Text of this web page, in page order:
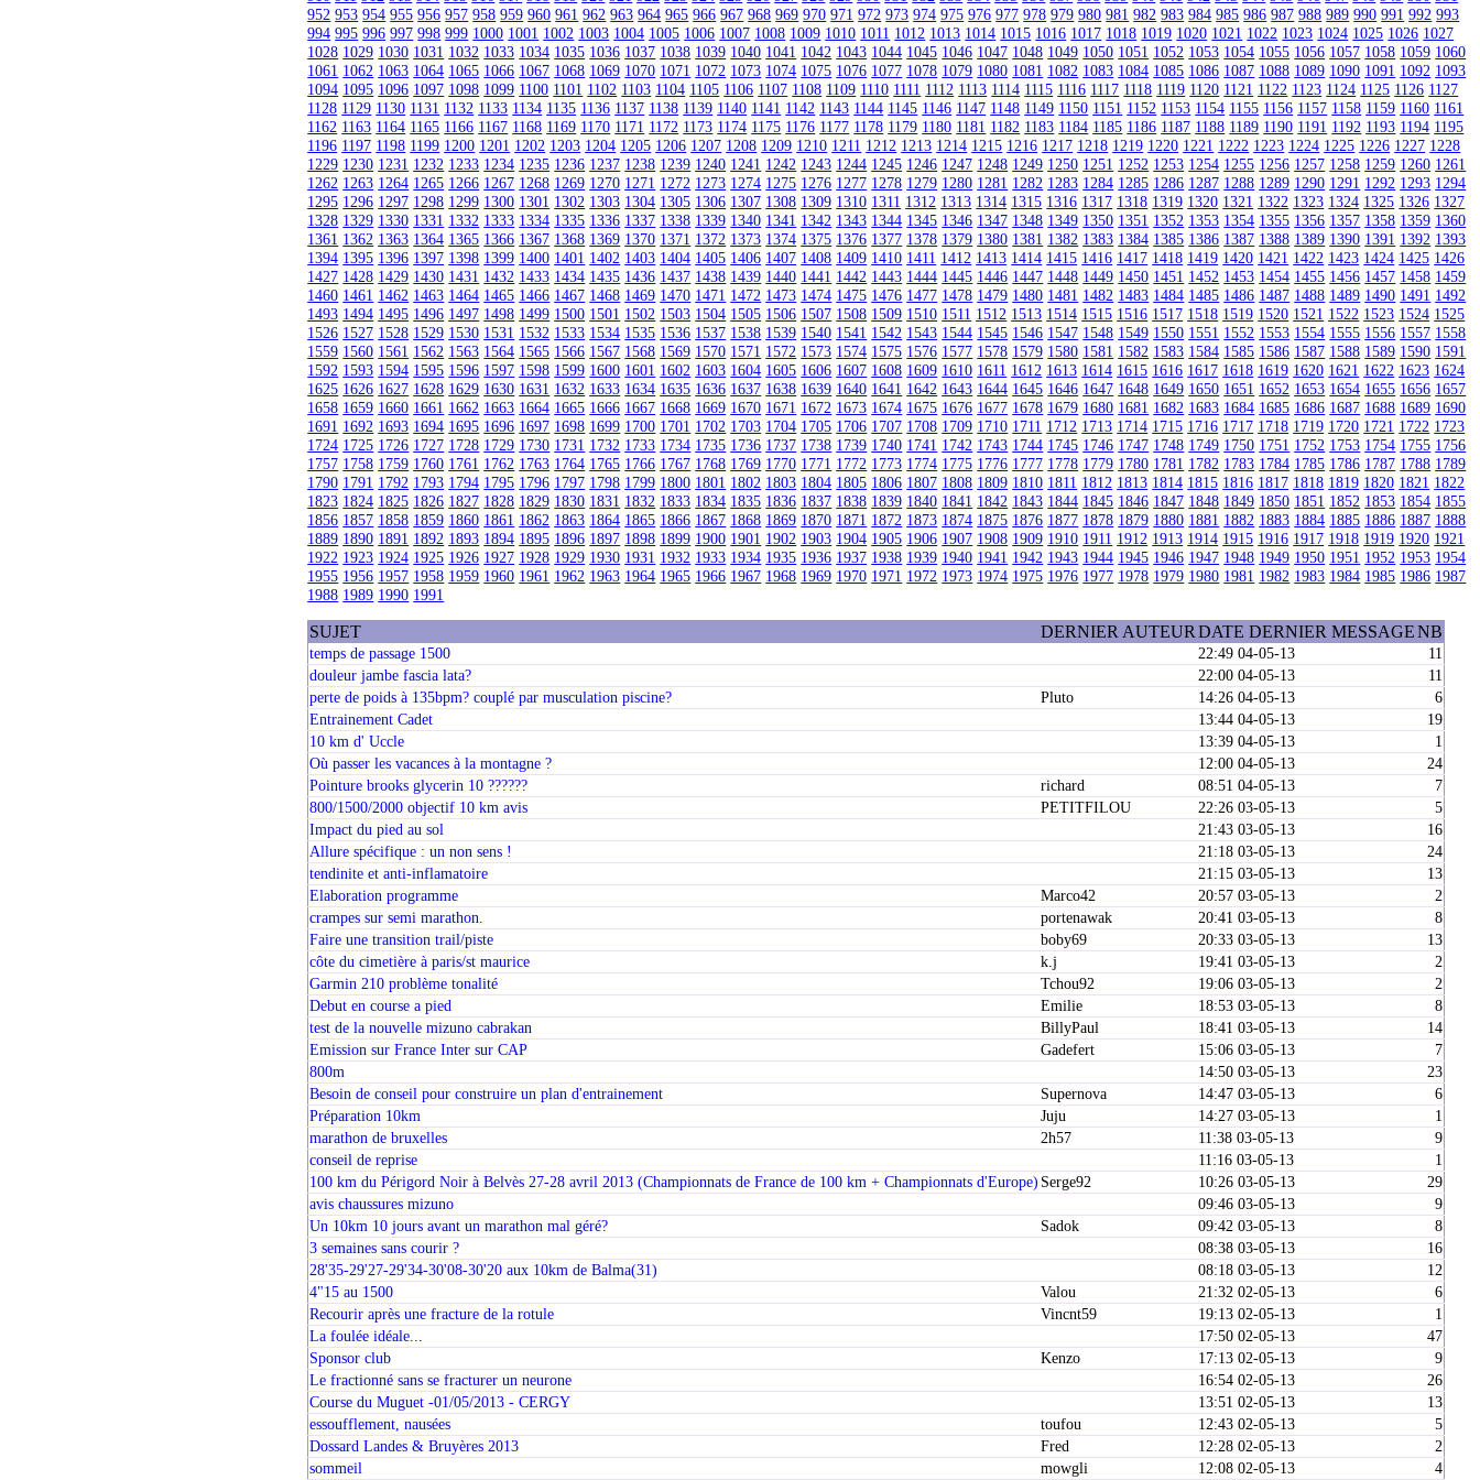
952 953 954 955 956 957 958 959 960 961 962 963 964 965 966 967 968 969 970 971 972 973 974 975 976 977 978 979 980 981 982 983 984 985 986 987 988 989 990 991 992 993
994 995 996 997 998 999 1000 1001 1002 1003 1004 1005 1006 1007 1008 1009 1010 1011 1012 1013 1014 1015 1016 1017 1018 1019 1020 1021 1022 1023 1024 1025 1026 1027
1028 1029 1030 1031 1032 1033 1034 1035 1036 1037 1038 1039 1040 1041 1042 1043 1044 1045 1046 1047 1048 1049 1050 1051 1052 1053 1054 1055 1056 1057 1058 1059 1060
1061 1062 1063 1064 1065 1066 1067 1068 1069 1070 1071 1072 1073 1074 1075 1076 1077 1078 1079 1080 1081 1082 1083 1084 1085 1086 1087 1088 1089 1090 1091 1092 1093
1094 1095 1096 1097 1098 1099 1100 1101 1102 1103 1104 1105 1106 1107 1108 1109 1110 1111 1112 1113 1114 1115 1116 1117 1118 1119 1120 1121 1122 1123 1124 1125 1126 1127
1128 1129 1130 1131 1132 1133 1134 1135 1136 1137 1138 1139 1140 1141 1142 1143 1144 1145 1146 1147 1148 1149 1150 1151 1152 1153 1154 1155 1156 1157 1158 1159 1160 1161
1162 1163 1164 1165 1166 1167 1168 1169 1170 1171 1172 1173 1174 1175 1176 1177 1178 1179 1180 1181 1182 1183 1184 1185 1186 1187 1188 1189 1190 1191 1192 1193 1194 1195
1196 1197 1198 1199 1200 1201 1202 1203 1204 1205 1206 1207 1208 1209 1210 1211 1212 1213 1214 1215 1216 1217 1218 1219 1220 1221 1222 1223 1224 1225 1226 1227 1228
1229 1230 1231 1232 1233 1234 1235 1236 1237 1238 1239 1240 1241 1242 1243 1244 1245 1246 1247 1248 1249 1250 1251 1252 1253 1254 1255 1256 1257 1258 1259 1260 1261
1262 1263 1264 1265 1266 1267 1268 1269 1270 1271 1272 1273 1274 1275 1276 1277 1278 1279 1280 1281 1282 1283 1284 1285 1286 1287 1288 1289 1290 1291 1292 1293 1294
1295 1296 1297 1298 1299 1300 1301 1302 1303 1304 1305 1306 1307 1308 1309 1310 1311 1312 1313 1314 1315 1316 1317 1318 1319 1320 1321 1322 1323 1324 1325 1326 1327
1328 1329 1330 1331 1332 1333 1334 1335 1336 1337 1338 1339 1340 1341 1342 1343 1344 1345 1346 1347 1348 1349 1350 1351 1352 1353 1354 1355 1356 1357 1358 1359 1360
1361 1362 1363 1364 1365 1366 1367 1368 1369 1370 1371 1372 1373 1374 1375 1376 1377 1378 1379 1380 1381 1382 1383 1384 1385 1386 1387 1388 1389 1390 1391 1392 1393
1394 1395 1396 1397 1398 1399 1400 1401 1402 1403 1404 1405 1406 1407 1408 1409 1410 1411 1412 1413 1414 1415 1416 1417 1418 1419 1420 1421 1422 1423 1424 1425 1426
1427 1428 1429 1430 1431 1432 1433 1434 1435 1436 1437 1438 1439 1440 1441 1442 1443 1444 1445 1446 1447 1448 1449 1450 1451 1452 1453 1454 1455 1456 1457 1458 1459
1460 1461 1462 1463 1464 1465 1466 1467 1468 1469 1470 1471 1472 1473 1474 1475 1476 1477 1478 1479 1480 1481 1482 1483 1484 1485 1486 1487 1488 1489 1490 1491 1492
1493 1494 1495 1496 1497 1498 1499 1500 1501 1502 1503 1504 1505 1506 1507 1508 1509 1510 1511 1512 1513 1514 1515 1516 1517 1518 1519 1520 1521 1522 1523 1524 1525
1526 1527 1528 1529 1530 1531 1532 1533 1534 1535 1536 1537 1538 1539 1540 1541 1542 1543 1544 1545 1546 1547 1548 1549 1550 1551 1552 1553 1554 1555 1556 1557 1558
1559 1560 1561 1562 1563 1564 1565 1566 1567 1568 1569 1570 1571 1572 1573 1574 1575 1576 1577 1578 1579 1580 1581 1582 1583 1584 1585 1586 1587 1588 1589 1590 1591
1592 1593 1594 1595 1596 1597 1598 1599 1600 1601 1602 1603 1604 1605 1606 1607 1608 1609 1610 1611 1612 1613 1614 1615 1616 1617 1618 1619 1620 1621 1622 1623 1624
1625 1626 1627 1628 1629 1630 1631 1632 1633 1634 1635 1636 1637 1638 1639 1640 1641 1642 1643 1644 1645 1646 1647 1648 1649 1650 1651 1652 1653 1654 1655 1656 1657
1658 1659 1660 1661 1662 1663 1664 1665 1666 1667 1668 1669 1670 1671 1672 1673 1674 1675 1676 1677 1678 1679 1680 1681 1682 1683 1684 1685 1686 1687 1688 1689 1690
1691 1692 1693 1694 1695 1696 1697 1698 1699 1700 1701 1702 1703 1704 1705 1706 1707 1708 1709 1710 1711 1712 1713 1714 1715 1716 1717 1718 1719 1720 1721 1722 1723
1724 1725 1726 1727 1728 1729 1730 1731 1732 1733 1734 1735 1736 1737 1738 1739 1740 1741 1742 1743 1744 1745 1746 1747 1748 1749 1750 1751 1752 1753 1754 1755 1756
1757 1758 1759 1760 1761 1762 1763 1764 1765 1766 1767 1768 1769 1770 1771 1772 1773 1774 1775 1776 1777 1778 1779 1780 1781 1782 1783 1784 1785 1786 1787 1788 1789
1790 1791 1792 1793 1794 1795 1796 1797 1798 1799 1800 1801 1802 1803 1804 1805 1806 1807 1808 1809 1810 1811 1812 1813 1814 1815 1816 1817 1818 1819 1820 1821 1822
1823 1824 1825 1826 1827 1828 1829 1830 1831 1832 1833 1834 1835 1836 1837 1838 1839 1840 1841 1842 1843 1844 1845 1846 1847 1848 1849 1850 1851 1852 1853 1854 1855
1856 1857 1858 1859 1860 1861 1862 1863 1864 1865 1866 1867 1868 1869 1870 1871 1872 1873 1874 1875 1876 1877 1878 1879 1880 1881 1882 1883 1884 1885 1886 1887 1888
1889 1890 1891 1892 1893 1894 1895 1896 1897 1898 1899 1900 1901 1902 1903 1904 1905 1906 1907 1908 1909 1910 1911 1912 1913 1914 1915 1916 1917 1918 1919 1920 1921
1922 1923 1924 1925 1926 1927 1928 1929 1930 1931 1932 1933 1934 1935 1936 1937 1938 1939 1940 1941 1942 1943 1944 1945 1946 1947 1948 1949 1950 1951 1952 1953 1954
1955 1956 1957 1958 1959 1960 1961 1962 1963 1964 1965 1966 1967 1968 1969 1970 1971 1972 1973 1974 1975 1976 1977 1978 1979 1980 1981 1982 1983 1984 1985 1986 1987
1988 1989 1990 1991
SUJET DERNIER AUTEUR DATE DERNIER MESSAGENB
temps de passage 1500 22:49 04-05-13
11
douleur jambe fascia lata?
22:00 04-05-13
11
perte de poids à 135bpm? couplé par musculation piscine?
Pluto 14:26 04-05-13
6
Entrainement Cadet
13:44 04-05-13
19
10 km d' Uccle
13:39 04-05-13
1
Où passer les vacances à la montagne ?
12:00 04-05-13
24
Pointure brooks glycerin 10 ??????
richard 08:51 04-05-13
7
800/1500/2000 objectif 10 km avis
PETITFILOU 22:26 03-05-13
5
Impact du pied au sol
21:43 03-05-13
16
Allure spécifique : un non sens !
21:18 03-05-13
24
tendinite et anti-inflamatoire
21:15 03-05-13
13
Elaboration programme
Marco42 20:57 03-05-13
2
crampes sur semi marathon.
portenawak 20:41 03-05-13
8
Faire une transition trail/piste
boby69 20:33 03-05-13
13
côte du cimetière à paris/st maurice
k.j 19:41 03-05-13
2
Garmin 210 problème tonalité
Tchou92 19:06 03-05-13
2
Debut en course a pied
Emilie 18:53 03-05-13
8
test de la nouvelle mizuno cabrakan
BillyPaul 18:41 03-05-13
14
Emission sur France Inter sur CAP
Gadefert 15:06 03-05-13
7
800m
14:50 03-05-13
23
Besoin de conseil pour construire un plan d'entrainement
Supernova 14:47 03-05-13
6
Préparation 10km
Juju 14:27 03-05-13
1
marathon de bruxelles
2h57 11:38 03-05-13
9
conseil de reprise
11:16 03-05-13
1
100 km du Périgord Noir à Belvès 27-28 avril 2013 (Championnats de France de 100 km + Championnats d'Europe) Serge92 10:26 03-05-13
29
avis chaussures mizuno
09:46 03-05-13
9
Un 10km 10 jours avant un marathon mal géré?
Sadok 09:42 03-05-13
8
3 semaines sans courir ?
08:38 03-05-13
16
28'35-29'27-29'34-30'08-30'20 aux 10km de Balma(31)
08:18 03-05-13
12
4"15 au 1500
Valou 21:32 02-05-13
6
Recourir après une fracture de la rotule
Vincnt59 19:13 02-05-13
1
La foulée idéale...
17:50 02-05-13
47
Sponsor club
Kenzo 17:13 02-05-13
9
Le fractionné sans se fracturer un neurone
16:54 02-05-13
26
Course du Muguet -01/05/2013 - CERGY
13:51 02-05-13
13
essoufflement, nausées
toufou 12:43 02-05-13
5
Dossard Landes & Bruyères 2013
Fred 12:28 02-05-13
2
sommeil
mowgli 12:08 02-05-13 4